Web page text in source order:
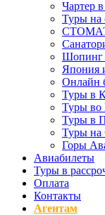
Чартер
Туры на
Шопинг
Япония
Онлайн
Туры в
Туры во
Туры в
Туры
Горы
Авиабилеты
Туры в
Оплата
Контакты
Агентам